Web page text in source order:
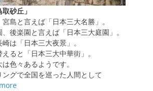
砂丘」
島と言えば「日本三大名勝」。
後楽園と言えば「日本三大庭園」。
は「日本三大夜景」。
ると「日本三大中華街」。
色々あるようです。
ングで全国を巡った人間として